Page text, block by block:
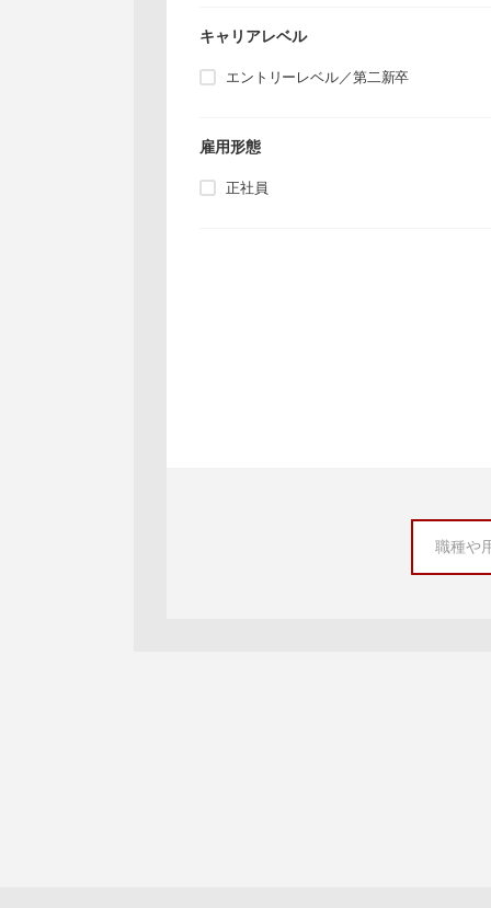
キャリアレベル
エントリーレベル／第二新卒
雇用形態
正社員